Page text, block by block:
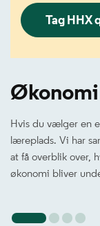
Tag HHX
Hvis du vælger en
læreplads. Vi har
at få overblik over,
økonomi bliver